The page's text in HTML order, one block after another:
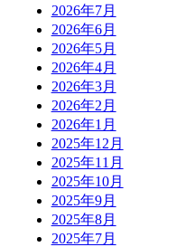
2026年7月
2026年6月
2026年5月
2026年4月
2026年3月
2026年2月
2026年1月
2025年12月
2025年11月
2025年10月
2025年9月
2025年8月
2025年7月